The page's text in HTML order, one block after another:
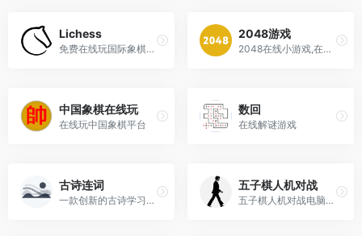
Lichess
免费在线玩国际象棋游戏网站
2048游戏
2048在线小游戏,在线玩网站以及攻略技巧分享
中国象棋在线玩
在线玩中国象棋平台
数回
在线解谜游戏
古诗连词
一款创新的古诗学习游戏
五子棋人机对战
五子棋人机对战电脑网页版在线玩